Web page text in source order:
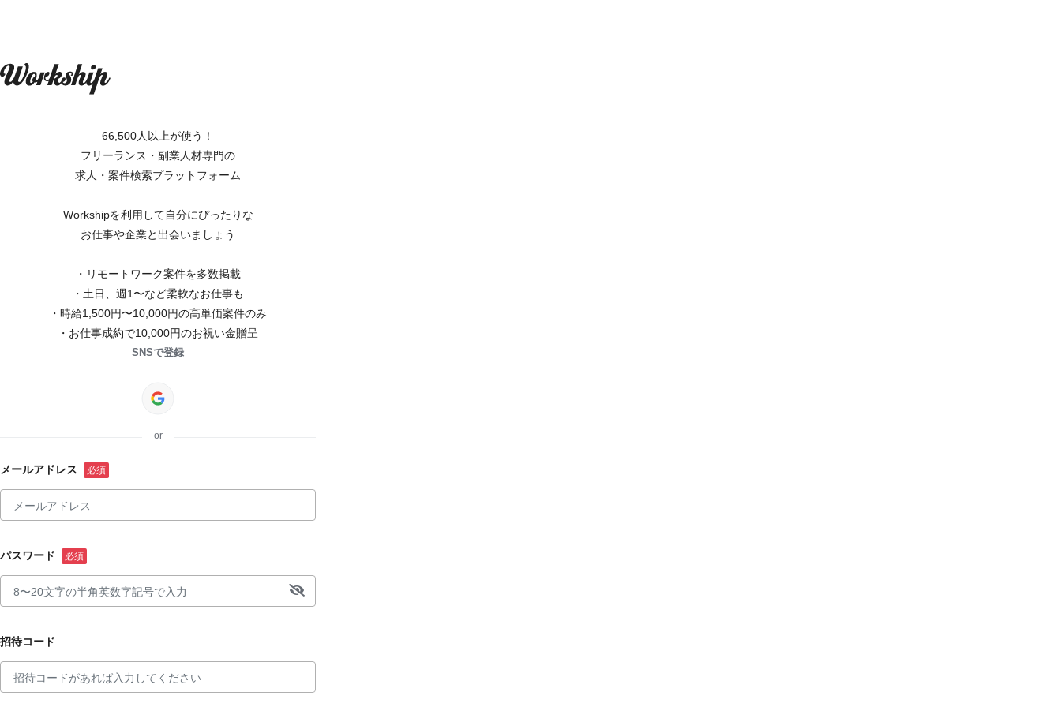
66,500人以上が使う！
フリーランス・副業人材専門の
求人・案件検索プラットフォーム
Workshipを利用して自分にぴったりな
お仕事や企業と出会いましょう
・リモートワーク案件を多数掲載
・土日、週1〜など柔軟なお仕事も
・時給1,500円〜10,000円の高単価案件のみ
・お仕事成約で10,000円のお祝い金贈呈
SNSで登録
or
メールアドレス
パスワード
招待コード